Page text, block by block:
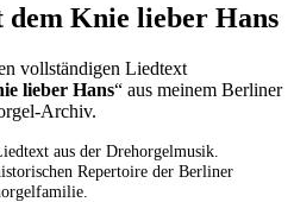
dem Knie lieber Hans
vollständigen Liedtext
lieber Hans“ aus meinem Berliner
Archiv.
aus der Drehorgelmusik.
Repertoire der Berliner